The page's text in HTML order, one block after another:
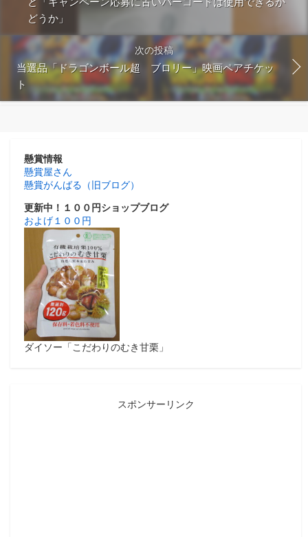
どうか」
次の投稿
当選品「ドラゴンボール超 ブロリー」映画ペアチケッ
ト
懸賞情報
懸賞屋さん
懸賞がんばる（旧ブログ）
更新中！１００円ショップブログ
およげ１００円
ダイソー「こだわりのむき甘栗」
スポンサーリンク